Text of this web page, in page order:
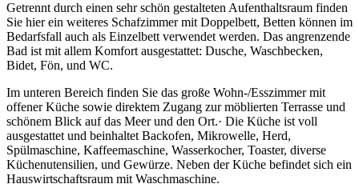
Getrennt durch einen sehr schön gestalteten Aufenthaltsraum finden
Sie hier ein weiteres Schafzimmer mit Doppelbett, Betten können im
Bedarfsfall auch als Einzelbett verwendet werden. Das angrenzende
Bad ist mit allem Komfort ausgestattet: Dusche, Waschbecken,
Bidet, Fön, und WC.
Im unteren Bereich finden Sie das große Wohn-/Esszimmer mit
offener Küche sowie direktem Zugang zur möblierten Terrasse und
schönem Blick auf das Meer und den Ort.· Die Küche ist voll
ausgestattet und beinhaltet Backofen, Mikrowelle, Herd,
Spülmaschine, Kaffeemaschine, Wasserkocher, Toaster, diverse
Küchenutensilien, und Gewürze. Neben der Küche befindet sich ein
Hauswirtschaftsraum mit Waschmaschine.